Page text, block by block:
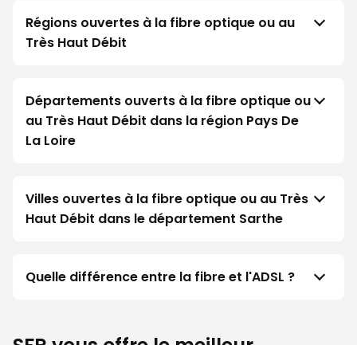
Régions ouvertes à la fibre optique ou au
Très Haut Débit
Départements ouverts à la fibre optique ou
au Très Haut Débit dans la région Pays De
La Loire
Villes ouvertes à la fibre optique ou au Très
Haut Débit dans le département Sarthe
Quelle différence entre la fibre et l'ADSL ?